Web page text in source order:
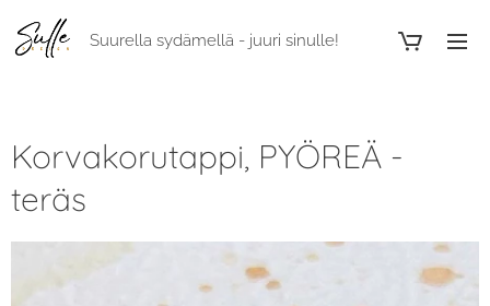
Suurella sydämellä - juuri sinulle!
Korvakorutappi, PYÖREÄ -
teräs